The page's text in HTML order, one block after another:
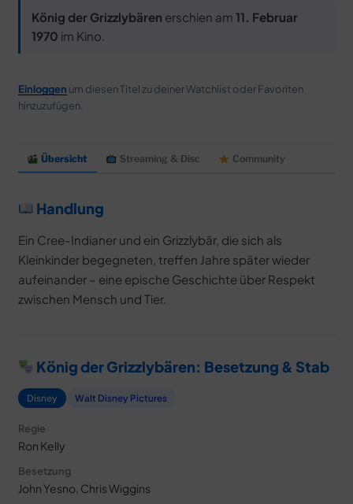
DEALS
König der Grizzlybären erschien am 11. Februar
1970 im Kino.
Einloggen um diesen Titel zu deiner Watchlist oder Favoriten
hinzuzufügen.
Übersicht Streaming & Disc Community
Handlung
Ein Cree-Indianer und ein Grizzlybär, die sich als
Kleinkinder begegneten, treffen Jahre später wieder
aufeinander – eine epische Geschichte über Respekt
zwischen Mensch und Tier.
König der Grizzlybären: Besetzung & Stab
Disney Walt Disney Pictures
Regie
Ron Kelly
Besetzung
John Yesno, Chris Wiggins